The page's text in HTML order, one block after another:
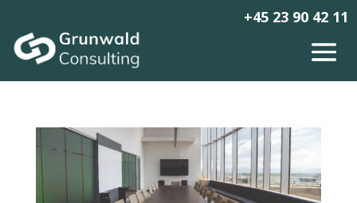
+45 23 90 42 11